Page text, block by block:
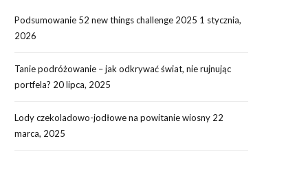
Podsumowanie 52 new things challenge 2025 1 stycznia,
2026
Tanie podróżowanie – jak odkrywać świat, nie rujnując
portfela? 20 lipca, 2025
Lody czekoladowo-jodłowe na powitanie wiosny 22
marca, 2025